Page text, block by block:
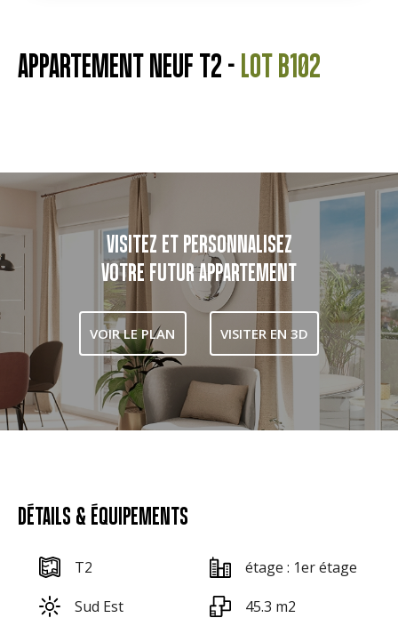
APPARTEMENT NEUF T2 - LOT B102
VISITEZ ET PERSONNALISEZ
VOTRE FUTUR APPARTEMENT
VOIR LE PLAN VISITER EN 3D
DÉTAILS & ÉQUIPEMENTS
T2
étage : 1er étage
Sud Est
45.3 m2